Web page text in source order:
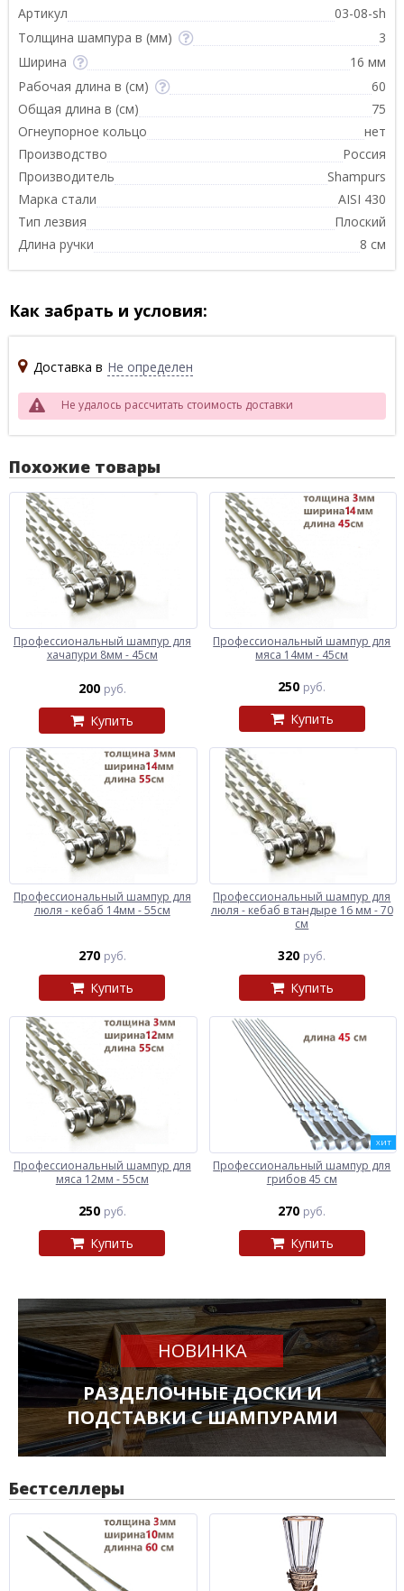
Артикул
03-08-sh
Толщина шампура в (мм)
3
Ширина
16 мм
Рабочая длина в (см)
60
Общая длина в (см)
75
Огнеупорное кольцо
нет
Производство
Россия
Производитель
Shampurs
Марка стали
AISI 430
Тип лезвия
Плоский
Длина ручки
8 см
Как забрать и условия:
Доставка в Не определен
Не удалось рассчитать стоимость доставки
Похожие товары
Профессиональный шампур для
хачапури 8мм - 45см
200 руб.
Купить
Профессиональный шампур для
мяса 14мм - 45см
250 руб.
Купить
Профессиональный шампур для
люля - кебаб 14мм - 55см
270 руб.
Купить
Профессиональный шампур для
люля - кебаб в тандыре 16 мм - 70
см
320 руб.
Купить
Профессиональный шампур для
мяса 12мм - 55см
250 руб.
Купить
ХИТ
Профессиональный шампур для
грибов 45 см
270 руб.
Купить
НОВИНКА
РАЗДЕЛОЧНЫЕ ДОСКИ И
ПОДСТАВКИ С ШАМПУРАМИ
Бестселлеры